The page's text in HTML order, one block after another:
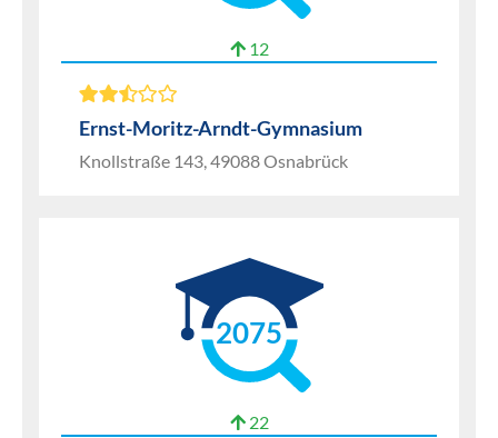
12
Ernst-Moritz-Arndt-Gymnasium
Knollstraße 143, 49088 Osnabrück
2075
22